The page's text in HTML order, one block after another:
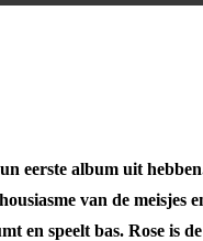
eerste album uit
van de meisjes
en speelt bas. Rose is